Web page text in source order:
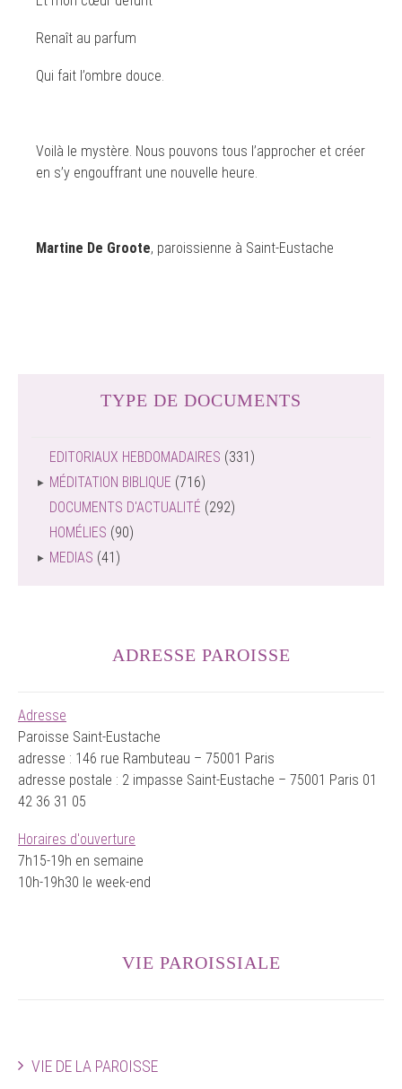
Renaît au parfum
Qui fait l’ombre douce.
Voilà le mystère. Nous pouvons tous l’approcher et créer
en s’y engouffrant une nouvelle heure.
Martine De Groote, paroissienne à Saint-Eustache
TYPE DE DOCUMENTS
EDITORIAUX HEBDOMADAIRES (331)
MÉDITATION BIBLIQUE (716)
DOCUMENTS D'ACTUALITÉ (292)
HOMÉLIES (90)
MEDIAS (41)
ADRESSE PAROISSE
Adresse
Paroisse Saint-Eustache
adresse : 146 rue Rambuteau – 75001 Paris
adresse postale : 2 impasse Saint-Eustache – 75001 Paris 01
42 36 31 05
Horaires d'ouverture
7h15-19h en semaine
10h-19h30 le week-end
VIE PAROISSIALE
VIE DE LA PAROISSE